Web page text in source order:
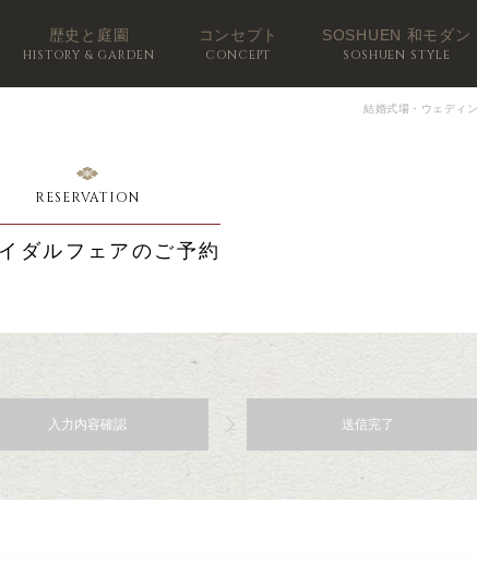
歴史と庭園
HISTORY & GARDEN
コンセプト
CONCEPT
SOSHUEN 和モダン
SOSHUEN STYLE
結婚式場・ウェディ
RESERVATION
ダルフェアのご予約
入力内容確認 送信完了